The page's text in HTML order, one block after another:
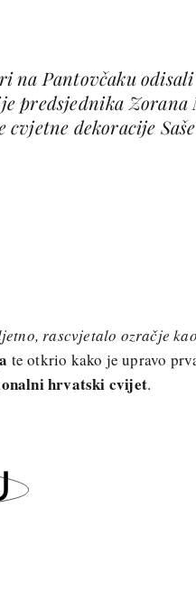
na Pantovčaku
predsjednika Zorana
dekoracije
rascvjetalo ozračje
te otkrio kako je upravo
hrvatski cvijet.